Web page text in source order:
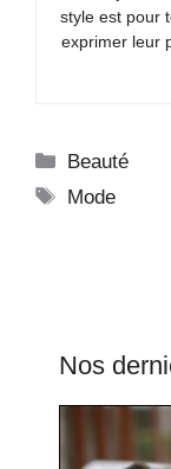
style est pour
exprimer leur
Catégories
Beauté
Étiquettes
Mode
Nos